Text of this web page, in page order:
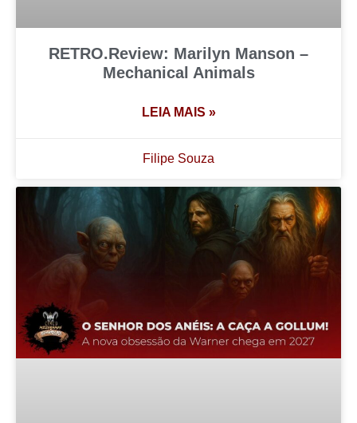
RETRO.Review: Marilyn Manson –
Mechanical Animals
LEIA MAIS »
Filipe Souza